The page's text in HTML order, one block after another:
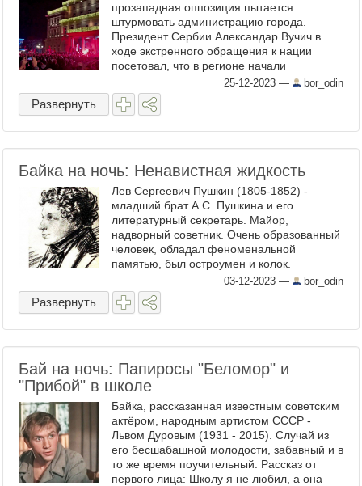
прозападная оппозиция пытается
штурмовать администрацию города.
Президент Сербии Александар Вучич в
ходе экстренного обращения к нации
посетовал, что в регионе начали
праздновать и говорить об успешной
революции, которая происходит. Что же
это ...
25-12-2023 — bor_odin
Развернуть
Байка на ночь: Ненавистная жидкость
Лев Сергеевич Пушкин (1805-1852) -
младший брат А.С. Пушкина и его
литературный секретарь. Майор,
надворный советник. Очень образованный
человек, обладал феноменальной
памятью, был остроумен и колок.
Плотный, росту ниже среднего, ходил
переваливаясь и расставляя ноги, как и
его великий ...
03-12-2023 — bor_odin
Развернуть
Бай на ночь: Папиросы "Беломор" и
"Прибой" в школе
Байка, рассказанная известным советским
актёром, народным артистом СССР -
Львом Дуровым (1931 - 2015). Случай из
его бесшабашной молодости, забавный и в
то же время поучительный. Рассказ от
первого лица: Школу я не любил, а она –